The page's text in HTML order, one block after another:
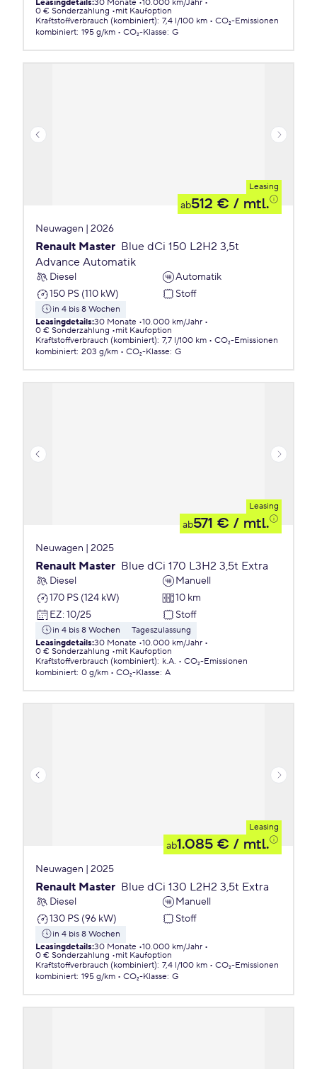
Leasingdetails:30 Monate 10.000 km/Jahr
0 € Sonderzahlung
mit Kaufoption
Kraftstoffverbrauch (kombiniert): 7,4 l/100 km
CO₂-Emissionen
kombiniert: 195 g/km CO₂-Klasse: G
Leasing
ab512 € / mtl.
Neuwagen | 2026
Renault Master Blue dCi 150 L2H2 3,5t
Advance Automatik
Diesel
Automatik
150 PS (110 kW)
Stoff
in 4 bis 8 Wochen
Leasingdetails:30 Monate 10.000 km/Jahr
0 € Sonderzahlung
mit Kaufoption
Kraftstoffverbrauch (kombiniert): 7,7 l/100 km
CO₂-Emissionen
kombiniert: 203 g/km CO₂-Klasse: G
Leasing
ab571 € / mtl.
Neuwagen | 2025
Renault Master Blue dCi 170 L3H2 3,5t Extra
Diesel
Manuell
170 PS (124 kW)
10 km
EZ: 10/25 Stoff
in 4 bis 8 Wochen
Tageszulassung
Leasingdetails:30 Monate 10.000 km/Jahr
0 € Sonderzahlung
mit Kaufoption
Kraftstoffverbrauch (kombiniert): k.A.
CO₂-Emissionen
kombiniert: 0 g/km CO₂-Klasse: A
Leasing
ab1.085 € / mtl.
Neuwagen | 2025
Renault Master Blue dCi 130 L2H2 3,5t Extra
Diesel
Manuell
130 PS (96 kW)
Stoff
in 4 bis 8 Wochen
Leasingdetails:30 Monate 10.000 km/Jahr
0 € Sonderzahlung
mit Kaufoption
Kraftstoffverbrauch (kombiniert): 7,4 l/100 km
CO₂-Emissionen
kombiniert: 195 g/km CO₂-Klasse: G